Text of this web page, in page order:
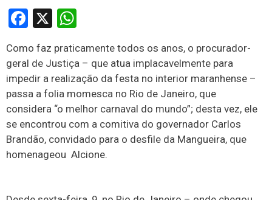
Facebook
X
Como faz praticamente todos os anos, o procurador-
geral de Justiça – que atua implacavelmente para
impedir a realização da festa no interior maranhense –
passa a folia momesca no Rio de Janeiro, que
considera “o melhor carnaval do mundo”; desta vez, ele
se encontrou com a comitiva do governador Carlos
Brandão, convidado para o desfile da Mangueira, que
homenageou Alcione.